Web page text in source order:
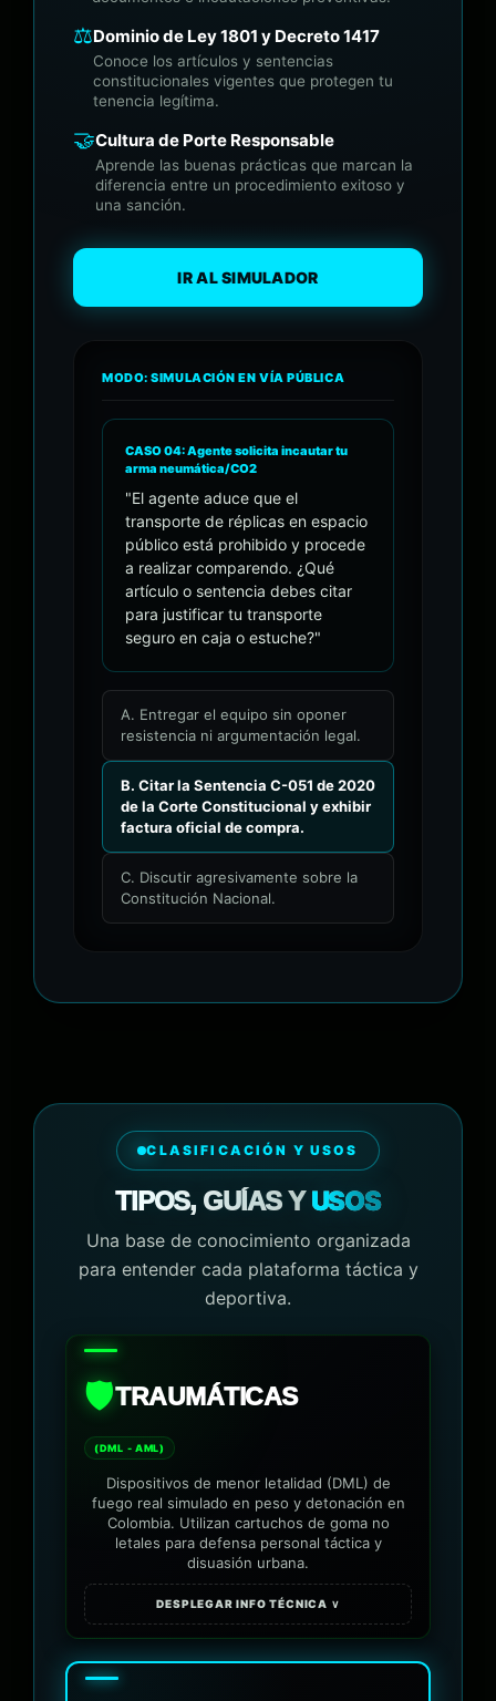
⚖️Dominio de Ley 1801 y Decreto 1417
Conoce los artículos y sentencias
constitucionales vigentes que protegen tu
tenencia legítima.
🤝Cultura de Porte Responsable
Aprende las buenas prácticas que marcan la
diferencia entre un procedimiento exitoso y
una sanción.
IR AL SIMULADOR
MODO: SIMULACIÓN EN VÍA PÚBLICA
CASO 04: Agente solicita incautar tu
arma neumática/CO2
"El agente aduce que el
transporte de réplicas en espacio
público está prohibido y procede
a realizar comparendo. ¿Qué
artículo o sentencia debes citar
para justificar tu transporte
seguro en caja o estuche?"
A. Entregar el equipo sin oponer
resistencia ni argumentación legal.
B. Citar la Sentencia C-051 de 2020
de la Corte Constitucional y exhibir
factura oficial de compra.
C. Discutir agresivamente sobre la
Constitución Nacional.
CLASIFICACIÓN Y USOS
TIPOS, GUÍAS YUSOS
Una base de conocimiento organizada
para entender cada plataforma táctica y
deportiva.
🛡️TRAUMÁTICAS
(DML - AML)
Dispositivos de menor letalidad (DML) de
fuego real simulado en peso y detonación en
Colombia. Utilizan cartuchos de goma no
letales para defensa personal táctica y
disuasión urbana.
DESPLEGAR INFO TÉCNICA ∨